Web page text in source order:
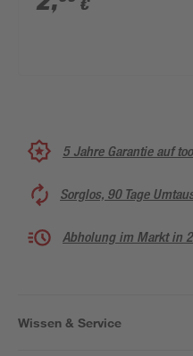
€
5 Jahre Garantie auf
Sorglos, 90 Tage
Abholung im Markt in
Wissen & Service